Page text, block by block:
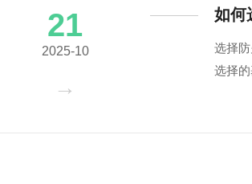
21
2025-10
如何
选择
选择